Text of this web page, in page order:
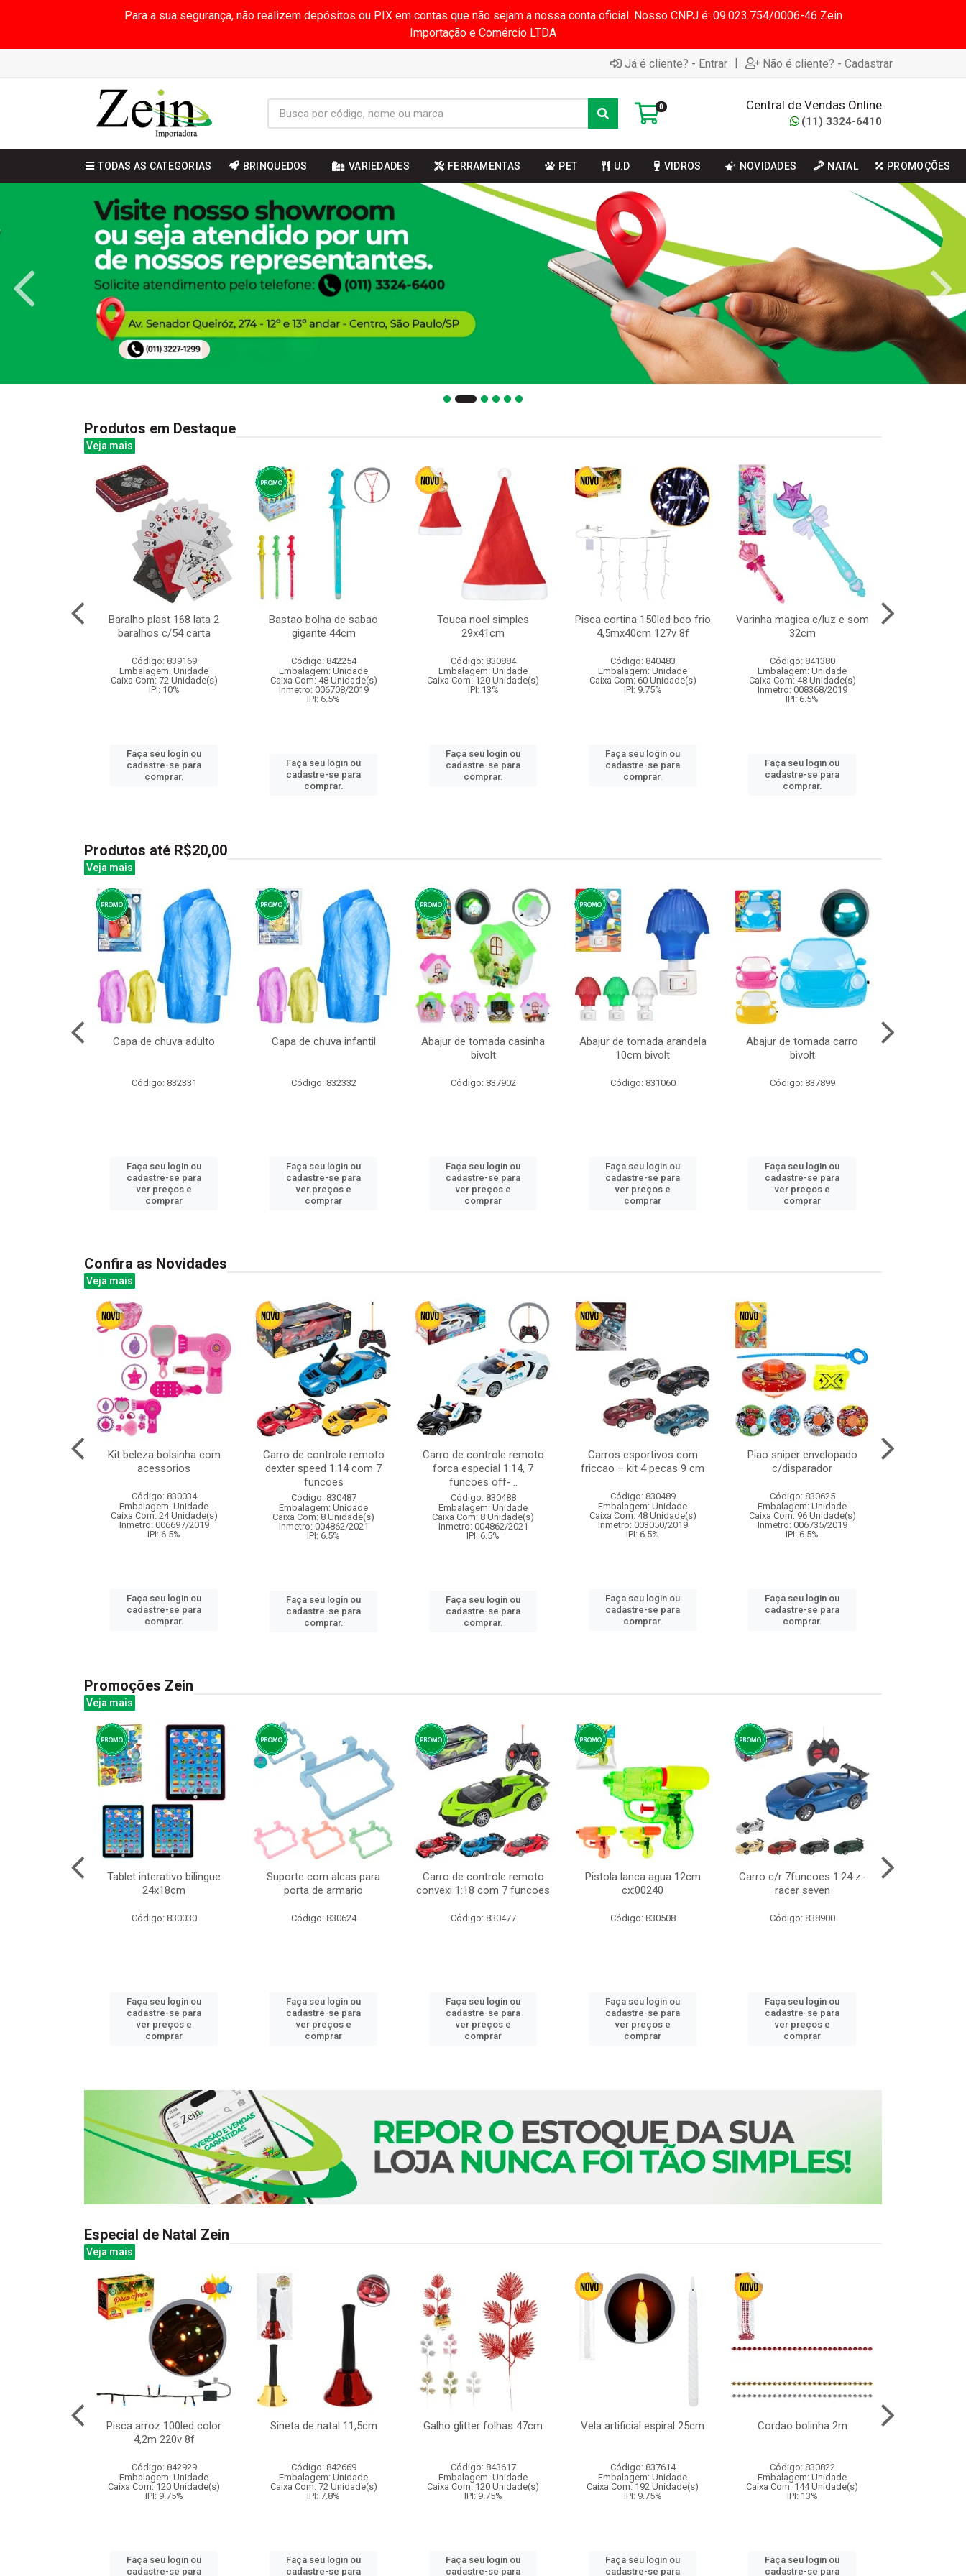
Para a sua segurança, não realizem depósitos ou PIX em contas que não sejam a nossa conta oficial. Nosso CNPJ é: 09.023.754/0006-46 Zein
Importação e Comércio LTDA
Já é cliente? - Entrar | Não é cliente? - Cadastrar
0 Central de Vendas Online
(11) 3324-6410
TODAS AS CATEGORIAS BRINQUEDOS VARIEDADES FERRAMENTAS PET U.D VIDROS NOVIDADES NATAL PROMOÇÕES
Produtos em Destaque
Veja mais
Baralho plast 168 lata 2
baralhos c/54 carta
Código: 839169
Embalagem: Unidade
Caixa Com: 72 Unidade(s)
IPI: 10%
Faça seu login ou
cadastre-se para
comprar.
Bastao bolha de sabao
gigante 44cm
Código: 842254
Embalagem: Unidade
Caixa Com: 48 Unidade(s)
Inmetro: 006708/2019
IPI: 6.5%
Faça seu login ou
cadastre-se para
comprar.
Touca noel simples
29x41cm
Código: 830884
Embalagem: Unidade
Caixa Com: 120 Unidade(s)
IPI: 13%
Faça seu login ou
cadastre-se para
comprar.
Pisca cortina 150led bco frio
4,5mx40cm 127v 8f
Código: 840483
Embalagem: Unidade
Caixa Com: 60 Unidade(s)
IPI: 9.75%
Faça seu login ou
cadastre-se para
comprar.
Varinha magica c/luz e som
32cm
Código: 841380
Embalagem: Unidade
Caixa Com: 48 Unidade(s)
Inmetro: 008368/2019
IPI: 6.5%
Faça seu login ou
cadastre-se para
comprar.
Produtos até R$20,00
Veja mais
Capa de chuva adulto
Código: 832331
Faça seu login ou
cadastre-se para
ver preços e
comprar
Capa de chuva infantil
Código: 832332
Faça seu login ou
cadastre-se para
ver preços e
comprar
Abajur de tomada casinha
bivolt
Código: 837902
Faça seu login ou
cadastre-se para
ver preços e
comprar
Abajur de tomada arandela
10cm bivolt
Código: 831060
Faça seu login ou
cadastre-se para
ver preços e
comprar
Abajur de tomada carro
bivolt
Código: 837899
Faça seu login ou
cadastre-se para
ver preços e
comprar
Confira as Novidades
Veja mais
Kit beleza bolsinha com
acessorios
Código: 830034
Embalagem: Unidade
Caixa Com: 24 Unidade(s)
Inmetro: 006697/2019
IPI: 6.5%
Faça seu login ou
cadastre-se para
comprar.
Carro de controle remoto
dexter speed 1:14 com 7
funcoes
Código: 830487
Embalagem: Unidade
Caixa Com: 8 Unidade(s)
Inmetro: 004862/2021
IPI: 6.5%
Faça seu login ou
cadastre-se para
comprar.
Carro de controle remoto
forca especial 1:14, 7
funcoes off-...
Código: 830488
Embalagem: Unidade
Caixa Com: 8 Unidade(s)
Inmetro: 004862/2021
IPI: 6.5%
Faça seu login ou
cadastre-se para
comprar.
Carros esportivos com
friccao – kit 4 pecas 9 cm
Código: 830489
Embalagem: Unidade
Caixa Com: 48 Unidade(s)
Inmetro: 003050/2019
IPI: 6.5%
Faça seu login ou
cadastre-se para
comprar.
Piao sniper envelopado
c/disparador
Código: 830625
Embalagem: Unidade
Caixa Com: 96 Unidade(s)
Inmetro: 006735/2019
IPI: 6.5%
Faça seu login ou
cadastre-se para
comprar.
Promoções Zein
Veja mais
Tablet interativo bilingue
24x18cm
Código: 830030
Faça seu login ou
cadastre-se para
ver preços e
comprar
Suporte com alcas para
porta de armario
Código: 830624
Faça seu login ou
cadastre-se para
ver preços e
comprar
Carro de controle remoto
convexi 1:18 com 7 funcoes
Código: 830477
Faça seu login ou
cadastre-se para
ver preços e
comprar
Pistola lanca agua 12cm
cx:00240
Código: 830508
Faça seu login ou
cadastre-se para
ver preços e
comprar
Carro c/r 7funcoes 1:24 z-
racer seven
Código: 838900
Faça seu login ou
cadastre-se para
ver preços e
comprar
Especial de Natal Zein
Veja mais
Pisca arroz 100led color
4,2m 220v 8f
Código: 842929
Embalagem: Unidade
Caixa Com: 120 Unidade(s)
IPI: 9.75%
Faça seu login ou
cadastre-se para
Sineta de natal 11,5cm
Código: 842669
Embalagem: Unidade
Caixa Com: 72 Unidade(s)
IPI: 7.8%
Faça seu login ou
cadastre-se para
Galho glitter folhas 47cm
Código: 843617
Embalagem: Unidade
Caixa Com: 120 Unidade(s)
IPI: 9.75%
Faça seu login ou
cadastre-se para
Vela artificial espiral 25cm
Código: 837614
Embalagem: Unidade
Caixa Com: 192 Unidade(s)
IPI: 9.75%
Faça seu login ou
cadastre-se para
Cordao bolinha 2m
Código: 830822
Embalagem: Unidade
Caixa Com: 144 Unidade(s)
IPI: 13%
Faça seu login ou
cadastre-se para